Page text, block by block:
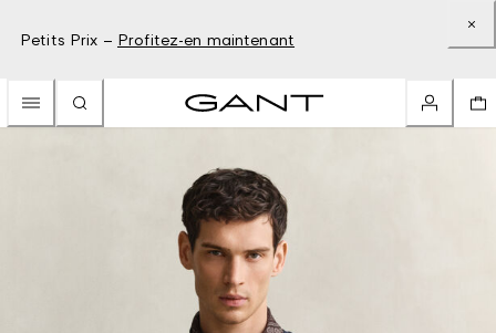
Petits Prix – Profitez-en maintenant